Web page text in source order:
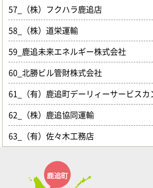
57_（株）フクハラ鹿追店
58_（株）道栄運輸
59_鹿追未来エネルギー株式会社
60_北勝ビル管財株式会社
61_（有）鹿追町デーリィーサービスカ
62_（株）鹿追協同運輸
63_（有）佐々木工務店